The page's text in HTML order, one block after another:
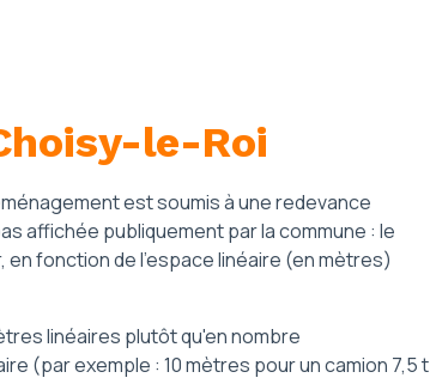
le-Roi
est soumis à une redevance
affichée publiquement par la commune : le
fonction de l'espace linéaire (en mètres)
linéaires plutôt qu'en nombre
(par exemple : 10 mètres pour un camion 7,5 t